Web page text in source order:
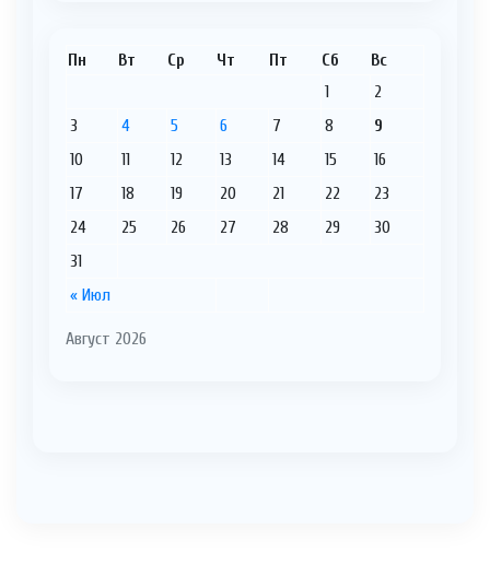
Август 2026
Пн Вт Ср Чт Пт Сб Вс
« Июл
1
2
3
4 5 6 7 8
9
10
11 12 13 14 15
16
17
18 19 20 21 22
23
24
25 26 27 28 29
30
31